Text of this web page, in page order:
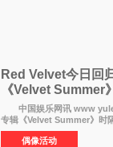
Red Velvet今日回
《Velvet Summer
中国娱乐网讯 www yule
专辑《Velvet Summer》时
发行的专辑，主打柔和成熟
偶像活动